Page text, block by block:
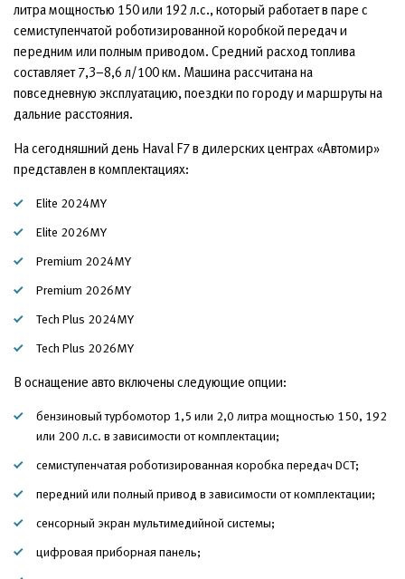
литра мощностью 150 или 192 л.с., который работает в паре с
семиступенчатой роботизированной коробкой передач и
передним или полным приводом. Средний расход топлива
составляет 7,3–8,6 л/100 км. Машина рассчитана на
повседневную эксплуатацию, поездки по городу и маршруты на
дальние расстояния.
На сегодняшний день Haval F7 в дилерских центрах «Автомир»
представлен в комплектациях:
Elite 2024MY
Elite 2026MY
Premium 2024MY
Premium 2026MY
Tech Plus 2024MY
Tech Plus 2026MY
В оснащение авто включены следующие опции:
бензиновый турбомотор 1,5 или 2,0 литра мощностью 150, 192
или 200 л.с. в зависимости от комплектации;
семиступенчатая роботизированная коробка передач DCT;
передний или полный привод в зависимости от комплектации;
сенсорный экран мультимедийной системы;
цифровая приборная панель;